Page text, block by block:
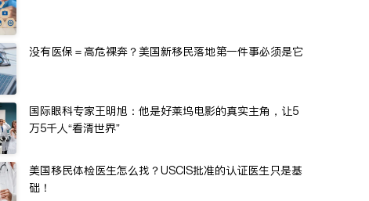
没有医保＝高危裸奔？美国新移民落地第一件事必须是它
国际眼科专家王明旭：他是好莱坞电影的真实主角，让5
万5千人“看清世界”
美国移民体检医生怎么找？USCIS批准的认证医生只是基
础！